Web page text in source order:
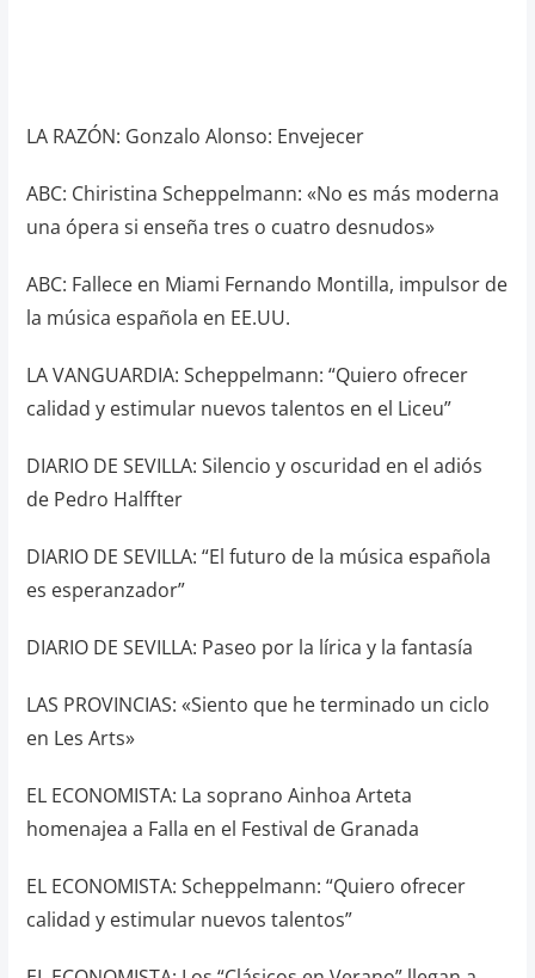
LA RAZÓN: Gonzalo Alonso: Envejecer
ABC: Chiristina Scheppelmann: «No es más moderna
una ópera si enseña tres o cuatro desnudos»
ABC: Fallece en Miami Fernando Montilla, impulsor de
la música española en EE.UU.
LA VANGUARDIA: Scheppelmann: “Quiero ofrecer
calidad y estimular nuevos talentos en el Liceu”
DIARIO DE SEVILLA: Silencio y oscuridad en el adiós
de Pedro Halffter
DIARIO DE SEVILLA: “El futuro de la música española
es esperanzador”
DIARIO DE SEVILLA: Paseo por la lírica y la fantasía
LAS PROVINCIAS: «Siento que he terminado un ciclo
en Les Arts»
EL ECONOMISTA: La soprano Ainhoa Arteta
homenajea a Falla en el Festival de Granada
EL ECONOMISTA: Scheppelmann: “Quiero ofrecer
calidad y estimular nuevos talentos”